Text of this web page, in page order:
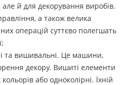
й для декорування виробів.
а також велика
операцій суттєво полегшать
та вишивальні. Це машини,
декору. Вишиті елементи
або одноколірні. Їхній